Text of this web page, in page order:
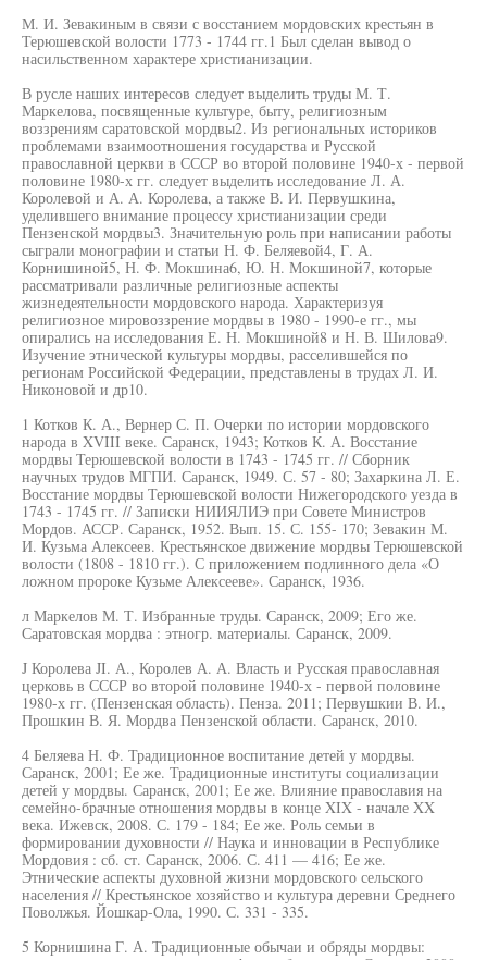
М. И. Зевакиным в связи с восстанием мордовских крестьян в
Терюшевской волости 1773 - 1744 гг.1 Был сделан вывод о
насильственном характере христианизации.
В русле наших интересов следует выделить труды М. Т.
Маркелова, посвященные культуре, быту, религиозным
воззрениям саратовской мордвы2. Из региональных историков
проблемами взаимоотношения государства и Русской
православной церкви в СССР во второй половине 1940-х - первой
половине 1980-х гг. следует выделить исследование Л. А.
Королевой и А. А. Королева, а также В. И. Первушкина,
уделившего внимание процессу христианизации среди
Пензенской мордвы3. Значительную роль при написании работы
сыграли монографии и статьи Н. Ф. Беляевой4, Г. А.
Корнишиной5, Н. Ф. Мокшина6, Ю. Н. Мокшиной7, которые
рассматривали различные религиозные аспекты
жизнедеятельности мордовского народа. Характеризуя
религиозное мировоззрение мордвы в 1980 - 1990-е гг., мы
опирались на исследования Е. Н. Мокшиной8 и Н. В. Шилова9.
Изучение этнической культуры мордвы, расселившейся по
регионам Российской Федерации, представлены в трудах Л. И.
Никоновой и др10.
1 Котков К. А., Вернер С. П. Очерки по истории мордовского
народа в XVIII веке. Саранск, 1943; Котков К. А. Восстание
мордвы Терюшевской волости в 1743 - 1745 гг. // Сборник
научных трудов МГПИ. Саранск, 1949. С. 57 - 80; Захаркина Л. Е.
Восстание мордвы Терюшевской волости Нижегородского уезда в
1743 - 1745 гг. // Записки НИИЯЛИЭ при Совете Министров
Мордов. АССР. Саранск, 1952. Вып. 15. С. 155- 170; Зевакин М.
И. Кузьма Алексеев. Крестьянское движение мордвы Терюшевской
волости (1808 - 1810 гг.). С приложением подлинного дела «О
ложном пророке Кузьме Алексееве». Саранск, 1936.
л Маркелов М. Т. Избранные труды. Саранск, 2009; Его же.
Саратовская мордва : этногр. материалы. Саранск, 2009.
J Королева JI. А., Королев А. А. Власть и Русская православная
церковь в СССР во второй половине 1940-х - первой половине
1980-х гг. (Пензенская область). Пенза. 2011; Первушкии В. И.,
Прошкин В. Я. Мордва Пензенской области. Саранск, 2010.
4 Беляева Н. Ф. Традиционное воспитание детей у мордвы.
Саранск, 2001; Ее же. Традиционные институты социализации
детей у мордвы. Саранск, 2001; Ее же. Влияние православия на
семейно-брачные отношения мордвы в конце XIX - начале XX
века. Ижевск, 2008. С. 179 - 184; Ее же. Роль семьи в
формировании духовности // Наука и инновации в Республике
Мордовия : сб. ст. Саранск, 2006. С. 411 — 416; Ее же.
Этнические аспекты духовной жизни мордовского сельского
населения // Крестьянское хозяйство и культура деревни Среднего
Поволжья. Йошкар-Ола, 1990. С. 331 - 335.
5 Корнишина Г. А. Традиционные обычаи и обряды мордвы: